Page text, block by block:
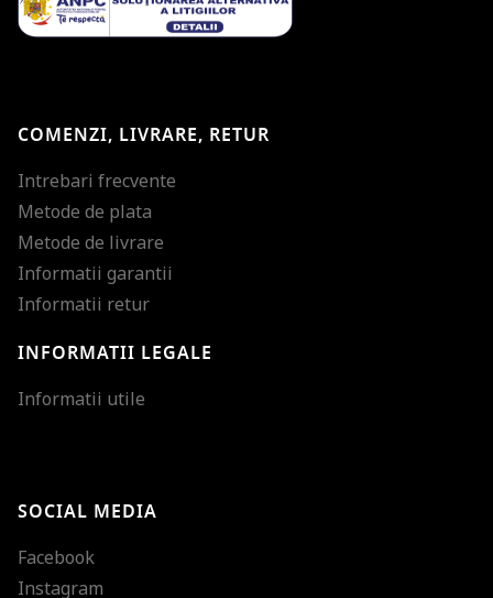
COMENZI, LIVRARE, RETUR
Intrebari frecvente
Metode de plata
Metode de livrare
Informatii garantii
Informatii retur
INFORMATII LEGALE
Informatii utile
SOCIAL MEDIA
Facebook
Instagram